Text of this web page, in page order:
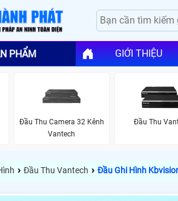
PHẨM GIỚI THIỆU
Đầu Thu Camera 32 Kênh
Vantech
Đầu Thu
› Đầu Thu Vantech › Đầu Ghi Hình